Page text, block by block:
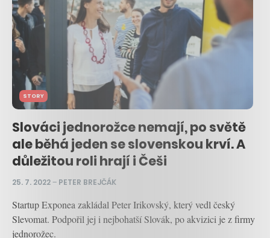
STORY
Slováci jednorožce nemají, po světě
ale běhá jeden se slovenskou krví. A
důležitou roli hrají i Češi
25. 7. 2022– PETER BREJČÁK
Startup Exponea zakládal Peter Irikovský, který vedl český
Slevomat. Podpořil jej i nejbohatší Slovák, po akvizici je z firmy
jednorožec.